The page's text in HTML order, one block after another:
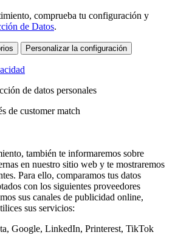
comprueba tu configuración y
de Datos.
Personalizar la configuración
de datos personales
de customer match
también te informaremos sobre
en nuestro sitio web y te mostraremos
Para ello, comparamos tus datos
con los siguientes proveedores
sus canales de publicidad online,
sus servicios:
Google, LinkedIn, Printerest, TikTok